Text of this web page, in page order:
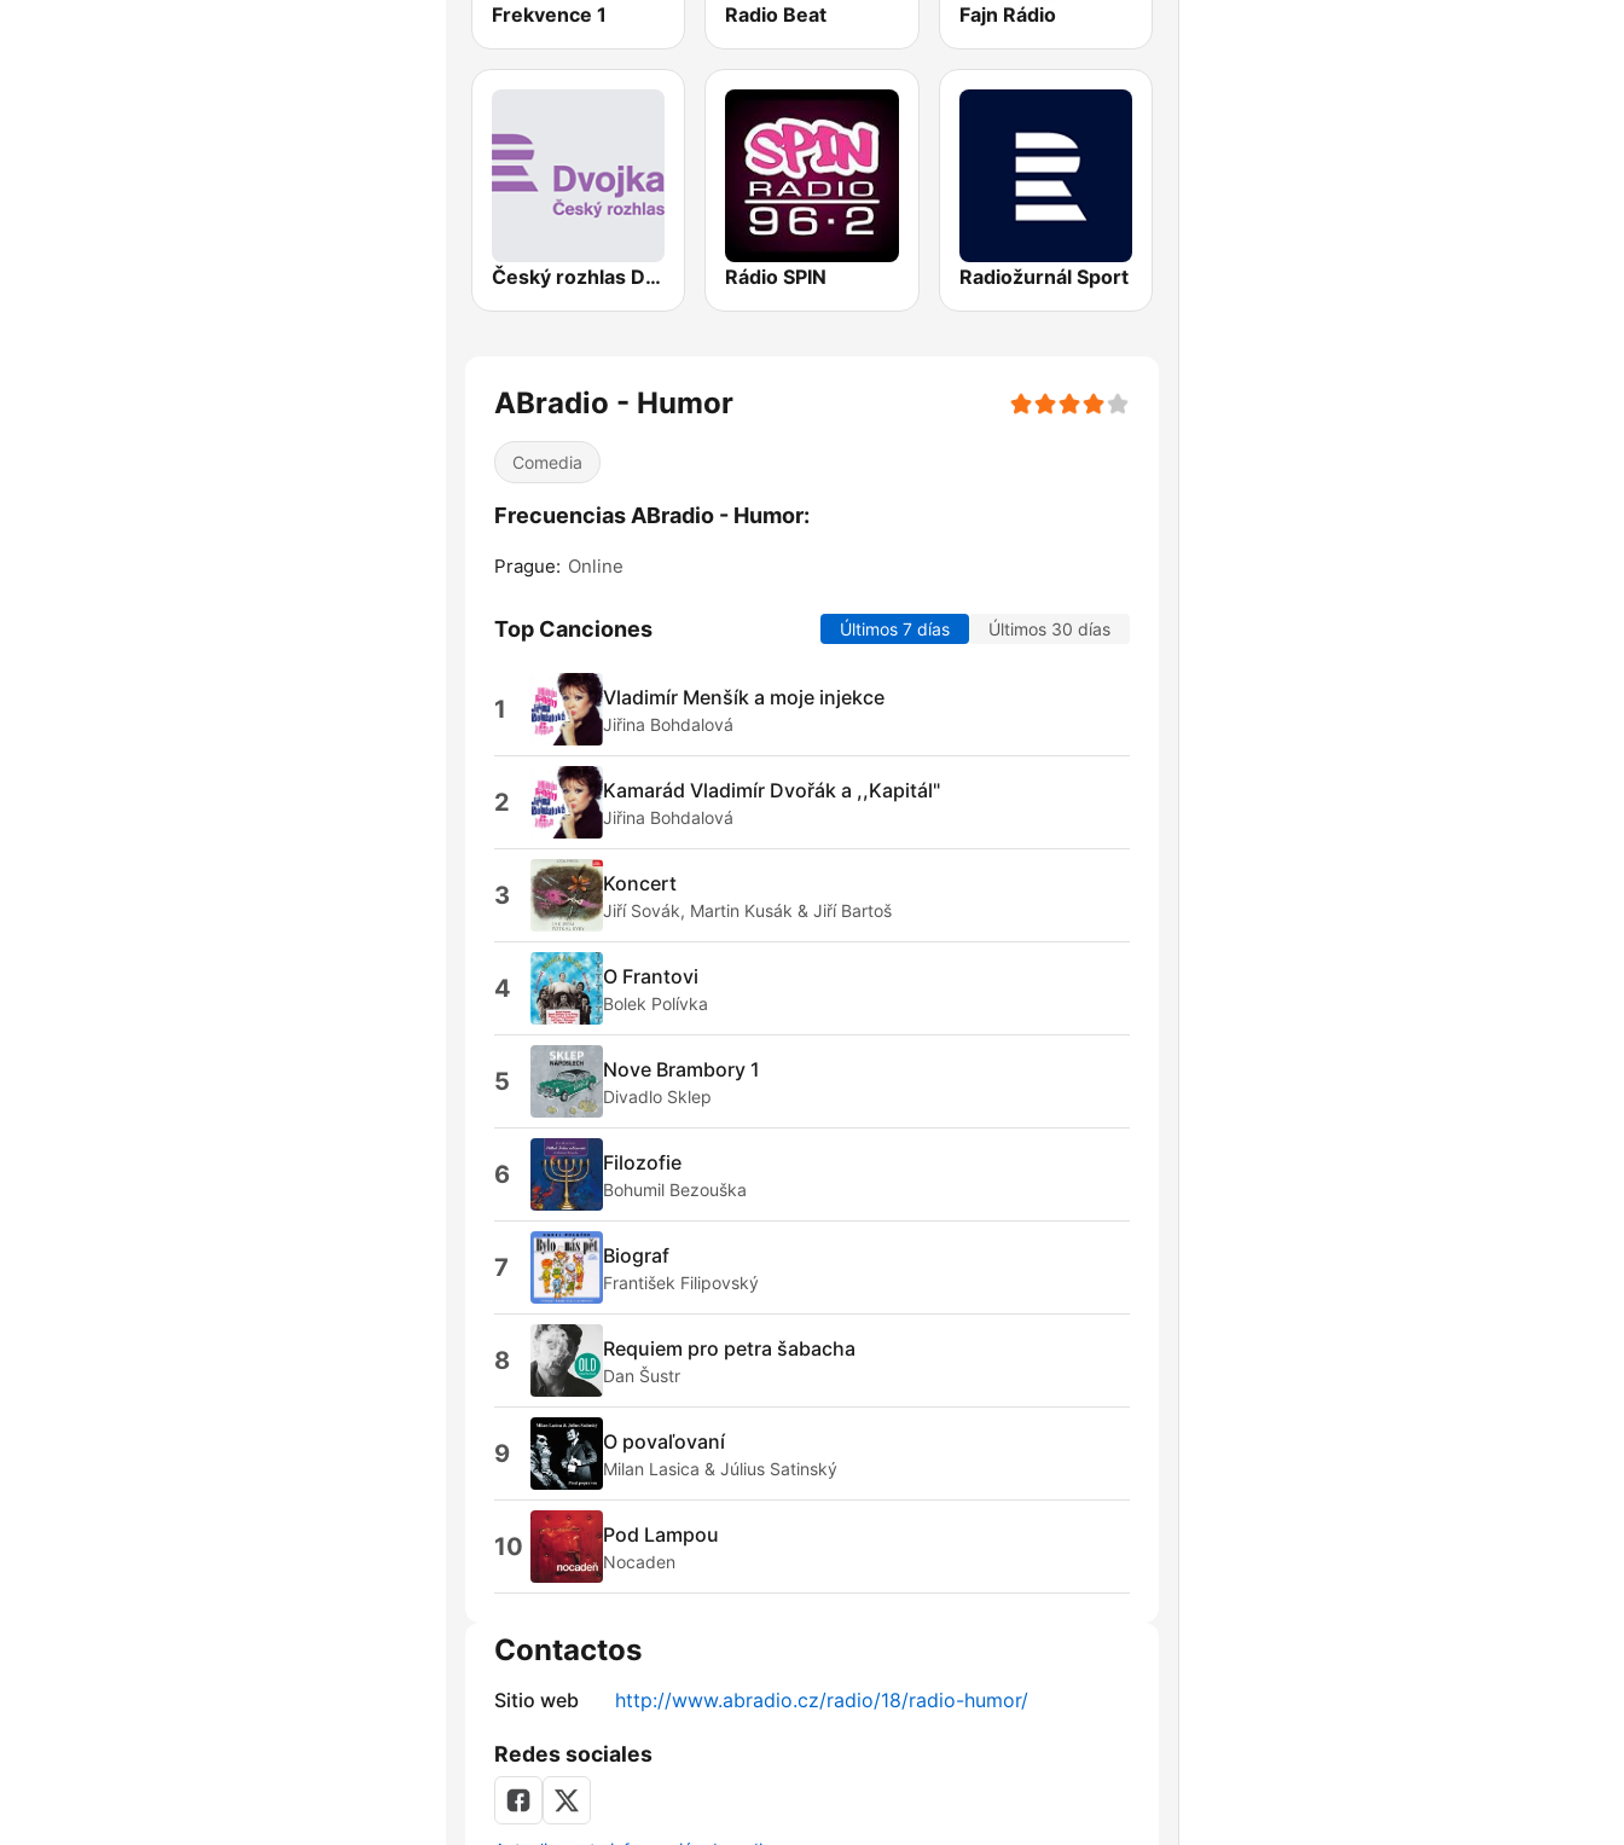
Frekvence 1 Radio Beat Fajn Rádio
Český rozhlas Dvojka Rádio SPIN Radiožurnál Sport
ABradio - Humor
Comedia
Frecuencias ABradio - Humor:
Prague: Online
Top Canciones Últimos 7 días Últimos 30 días
1 Vladimír Menšík a moje injekce
Jiřina Bohdalová
2 Kamarád Vladimír Dvořák a ,,Kapitál"
Jiřina Bohdalová
3 Koncert
Jiří Sovák, Martin Kusák & Jiří Bartoš
4 O Frantovi
Bolek Polívka
5 Nove Brambory 1
Divadlo Sklep
6 Filozofie
Bohumil Bezouška
7 Biograf
František Filipovský
8 Requiem pro petra šabacha
Dan Šustr
9 O povaľovaní
Milan Lasica & Július Satinský
10 Pod Lampou
Nocaden
Contactos
Sitio web http://www.abradio.cz/radio/18/radio-humor/
Redes sociales